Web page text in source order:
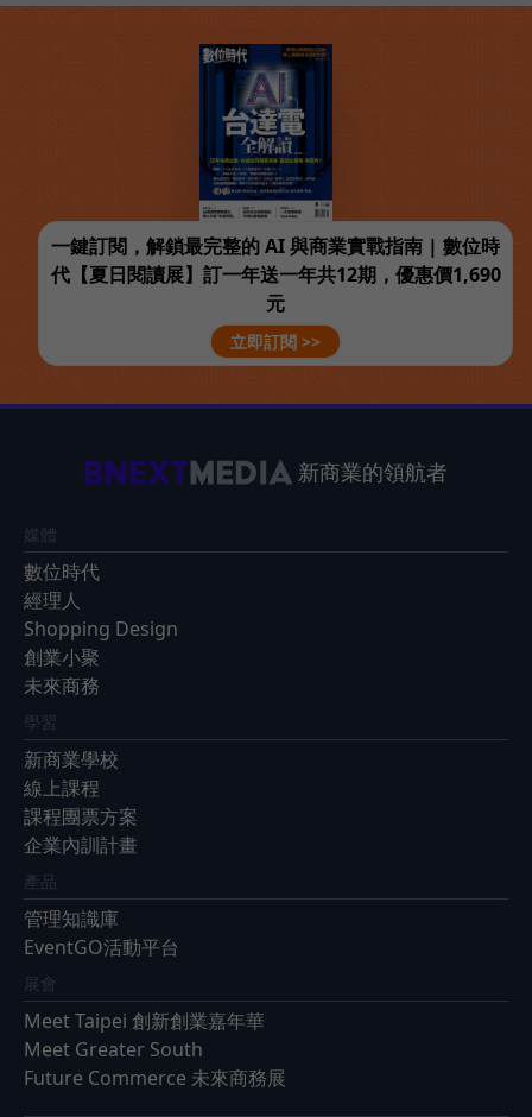
一鍵訂閱，解鎖最完整的 AI 與商業實戰指南 | 數位時
代【夏日閱讀展】訂一年送一年共12期，優惠價1,690
元
立即訂閱 >>
新商業的領航者
媒體
數位時代
經理人
Shopping Design
創業小聚
未來商務
學習
新商業學校
線上課程
課程團票方案
企業內訓計畫
產品
管理知識庫
EventGO活動平台
展會
Meet Taipei 創新創業嘉年華
Meet Greater South
Future Commerce 未來商務展